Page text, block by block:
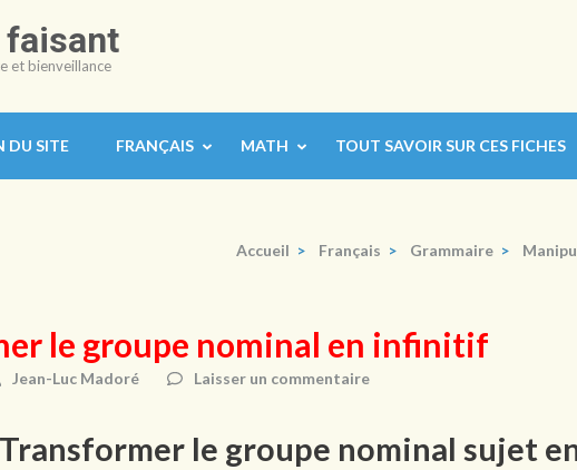
faisant
et bienveillance
DU SITE FRANÇAIS MATH TOUT SAVOIR SUR CES FICHES
Accueil > Français > Grammaire >
le groupe nominal en infinitif
Jean-Luc Madoré Laisser un commentaire
le groupe nominal sujet